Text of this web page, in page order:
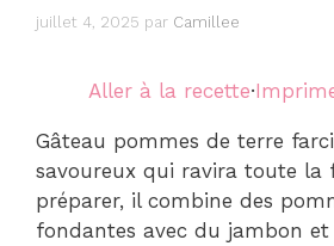
juillet 4, 2025 par Camillee
Aller à la recette·
Gâteau pommes de terre
savoureux qui ravira toute la
préparer, il combine des
fondantes avec du jambon